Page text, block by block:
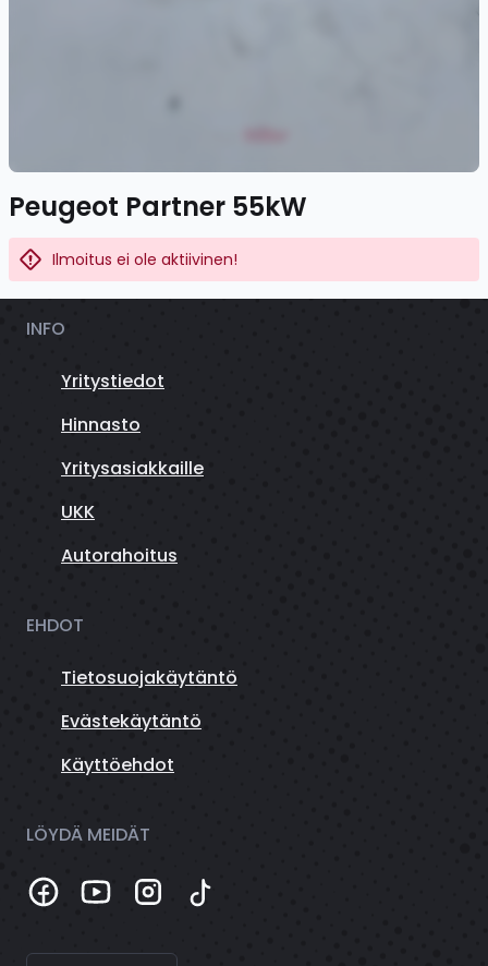
Peugeot Partner 55kW
Ilmoitus ei ole aktiivinen!
INFO
Yritystiedot
Hinnasto
Yritysasiakkaille
UKK
Autorahoitus
EHDOT
Tietosuojakäytäntö
Evästekäytäntö
Käyttöehdot
LÖYDÄ MEIDÄT